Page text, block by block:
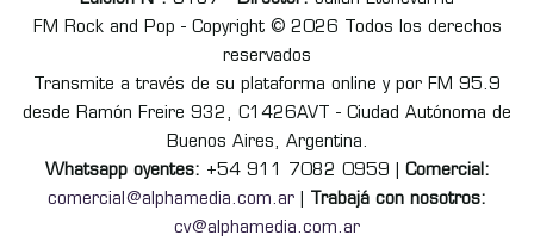
FM Rock and Pop - Copyright © 2026 Todos los derechos
reservados
Transmite a través de su plataforma online y por FM 95.9
desde Ramón Freire 932, C1426AVT - Ciudad Autónoma de
Buenos Aires, Argentina.
Whatsapp oyentes: +54 911 7082 0959 | Comercial:
comercial@alphamedia.com.ar
Trabajá con nosotros:
cv@alphamedia.com.ar